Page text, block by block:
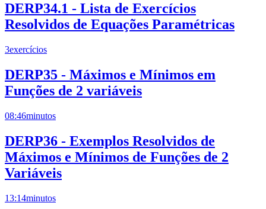
DERP34.1 - Lista de Exercícios
Resolvidos de Equações Paramétricas
3exercícios
DERP35 - Máximos e Mínimos em
Funções de 2 variáveis
08:46minutos
DERP36 - Exemplos Resolvidos de
Máximos e Mínimos de Funções de 2
Variáveis
13:14minutos